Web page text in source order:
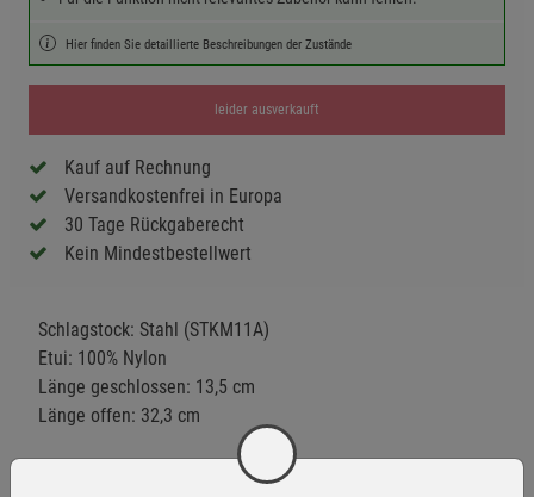
Hier finden Sie detaillierte Beschreibungen der Zustände
leider ausverkauft
Kauf auf Rechnung
Versandkostenfrei in Europa
30 Tage Rückgaberecht
Kein Mindestbestellwert
Schlagstock: Stahl (STKM11A)
Etui: 100% Nylon
Länge geschlossen: 13,5 cm
Länge offen: 32,3 cm